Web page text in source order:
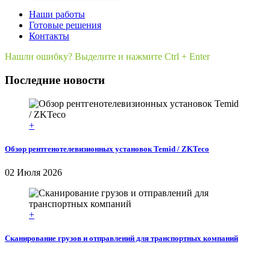
Наши работы
Готовые решения
Контакты
Нашли ошибку? Выделите и нажмите Ctrl + Enter
Последние новости
+
Обзор рентгенотелевизионных установок Temid / ZKTeco
02 Июля 2026
+
Сканирование грузов и отправлений для транспортных компаний